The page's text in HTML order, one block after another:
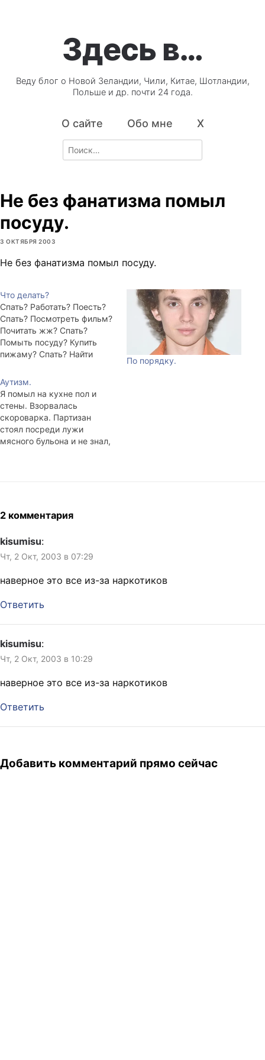
Здесь в…
Веду блог о Новой Зеландии, Чили, Китае, Шотландии,
Польше и др. почти 24 года.
О сайте Обо мне X
Search
for:
Не без фанатизма помыл
посуду.
3 ОКТЯБРЯ 2003
Не без фанатизма помыл посуду.
Что делать?
Спать? Работать? Поесть?
Спать? Посмотреть фильм?
Почитать жж? Спать?
Помыть посуду? Купить
пижаму? Спать? Найти
Спать? Сходить в туалет?
Переодеться? Спать?
Повесить куртку на
вешалку? Кто-нибудь знает
что такое ЧУЧУНДРА?
UPDATE: Фильм "Техасская
резня бензопилой" мой
По порядку.
Аутизм.
Я помыл на кухне пол и
стены. Взорвалась
скороварка. Партизан
стоял посреди лужи
мясного бульона и не знал,
2 комментария
kisumisu:
Чт, 2 Окт, 2003 в 07:29
наверное это все из-за наркотиков
Ответить
kisumisu:
Чт, 2 Окт, 2003 в 10:29
наверное это все из-за наркотиков
Ответить
Добавить комментарий прямо сейчас